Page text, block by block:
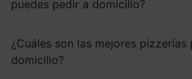
puedes pedir a domicilio?
¿Cuáles son las mejores pizzerías
domicilio?